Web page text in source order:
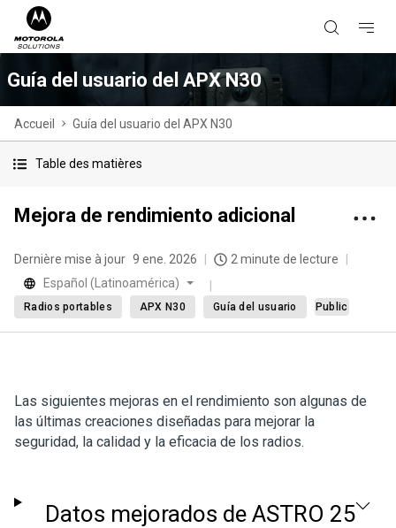
Guía del usuario del APX N30
Accueil Guía del usuario del APX N30
Table des matières
Mejora de rendimiento adicional
Dernière mise à jour 9 ene. 2026
2 minute de lecture
Español (Latinoamérica)
Radios portables APX N30 Guía del usuario Public
Las siguientes mejoras en el rendimiento son algunas de
las últimas creaciones diseñadas para mejorar la
seguridad, la calidad y la eficacia de los radios.
Datos mejorados de ASTRO 25